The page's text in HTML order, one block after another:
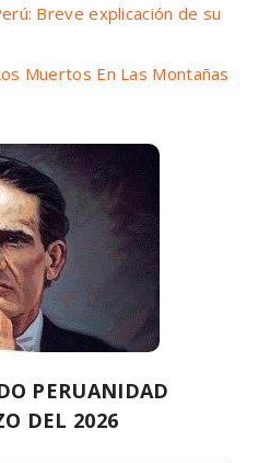
Breve explicación de su
Muertos En Las Montañas
PERUANIDAD
DEL 2026